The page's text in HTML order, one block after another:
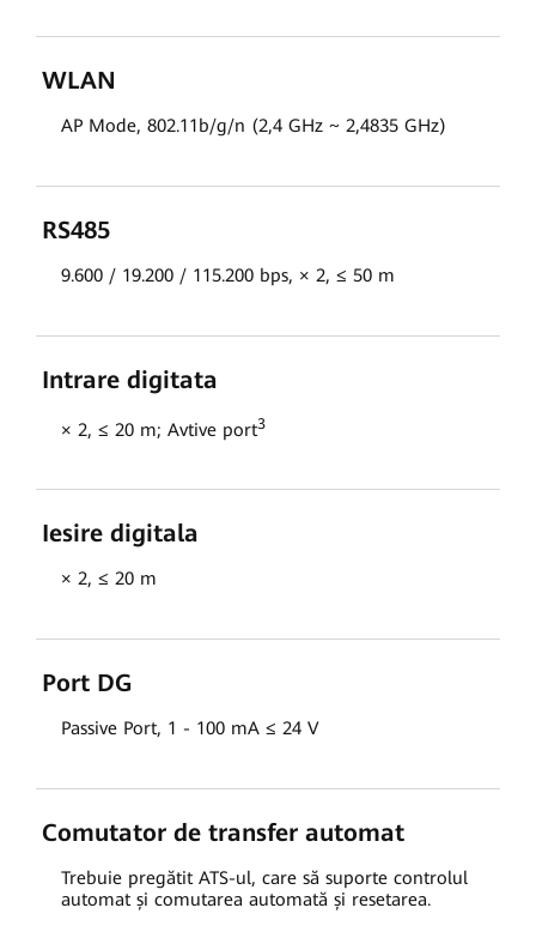
WLAN
AP Mode, 802.11b/g/n (2,4 GHz ~ 2,4835 GHz)
RS485
9.600 / 19.200 / 115.200 bps, × 2, ≤ 50 m
Intrare digitata
× 2, ≤ 20 m; Avtive port3
Iesire digitala
× 2, ≤ 20 m
Port DG
Passive Port, 1 - 100 mA ≤ 24 V
Comutator de transfer automat
Trebuie pregătit ATS-ul, care să suporte controlul
automat și comutarea automată și resetarea.